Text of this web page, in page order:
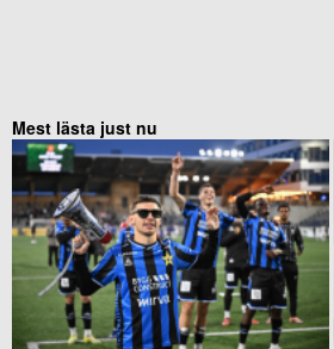
Mest lästa just nu